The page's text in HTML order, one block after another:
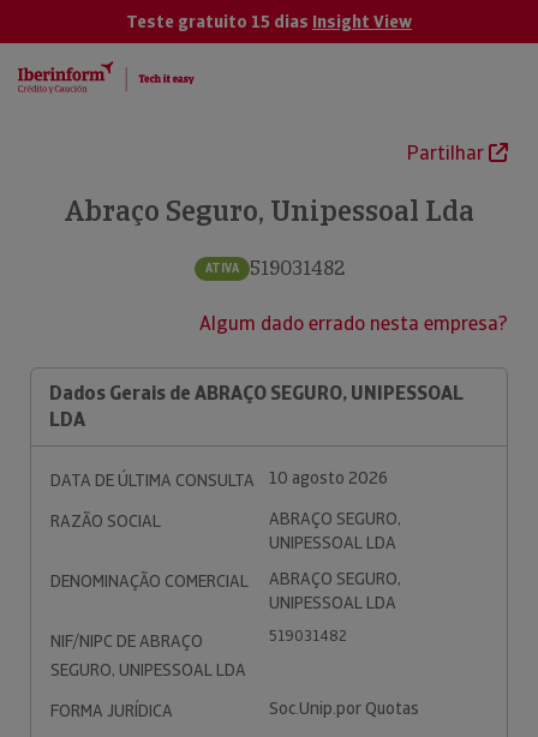
Teste gratuito 15 dias Insight View
Partilhar
Abraço Seguro, Unipessoal Lda
ATIVA 519031482
Algum dado errado nesta empresa?
Dados Gerais de ABRAÇO SEGURO, UNIPESSOAL
LDA
DATA DE ÚLTIMA CONSULTA
10 agosto 2026
RAZÃO SOCIAL
ABRAÇO SEGURO,
UNIPESSOAL LDA
DENOMINAÇÃO COMERCIAL
ABRAÇO SEGURO,
UNIPESSOAL LDA
NIF/NIPC DE ABRAÇO
SEGURO, UNIPESSOAL LDA
519031482
FORMA JURÍDICA
Soc.Unip.por Quotas